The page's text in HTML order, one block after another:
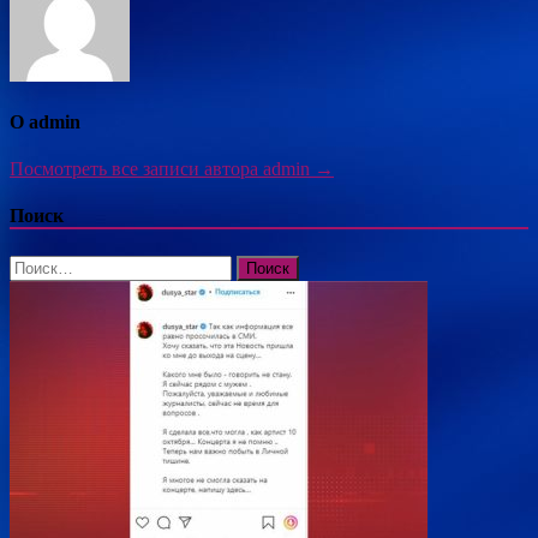
О admin
Посмотреть все записи автора admin →
Поиск
Найти: